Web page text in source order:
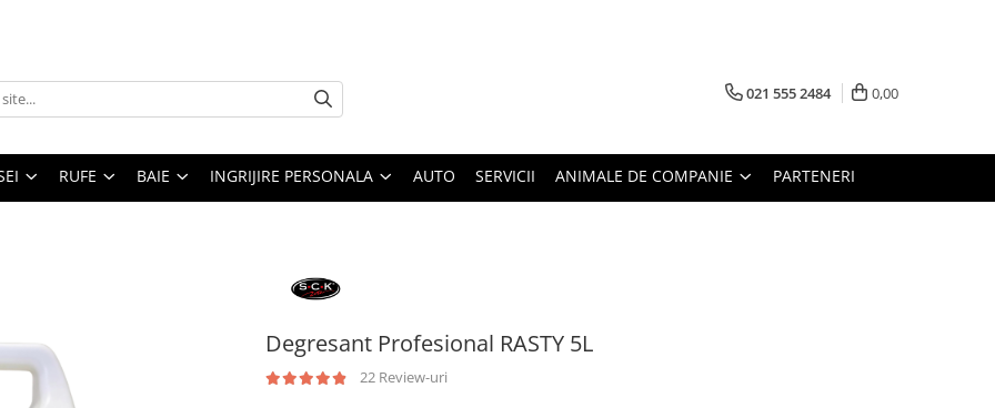
021 555 2484 0,00
RUFE BAIE INGRIJIRE PERSONALA AUTO SERVICII ANIMALE DE COMPANIE PARTENERI
Degresant Profesional RASTY 5L
22 Review-uri